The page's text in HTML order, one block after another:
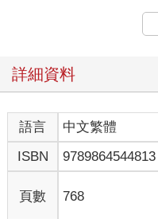
授JLPT檢定技巧的講師所
題測驗，專門挑選出各級
詞、動詞、形容詞…等等詞
更符合檢定內會出現的例
考過！
書中名詞、動詞、形容詞、
類似例句，幫助考生了解該
外，為了協助考生在30天內
需準備的內容劃分30天份，
詳細資料
語言 中文繁體
ISBN
9789864544813
頁數 768